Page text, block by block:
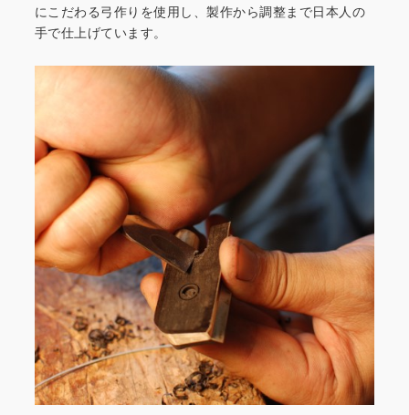
にこだわる弓作りを使用し、製作から調整まで日本人の
手で仕上げています。